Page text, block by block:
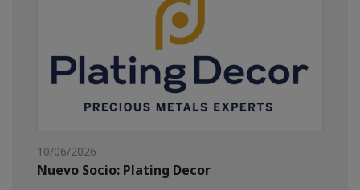
10/06/2026
Nuevo Socio: Plating Decor